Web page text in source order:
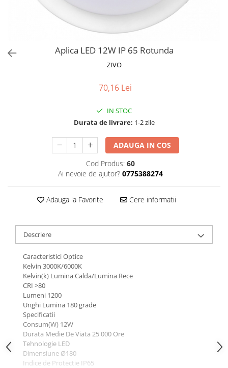
Aplica LED 12W IP 65 Rotunda
ZIVO
70,16 Lei
IN STOC
Durata de livrare: 1-2 zile
ADAUGA IN COS
Cod Produs: 60
Ai nevoie de ajutor? 0775388274
Adauga la Favorite Cere informatii
Descriere
Caracteristici Optice
Kelvin 3000K/6000K
Kelvin(k) Lumina Calda/Lumina Rece
CRI >80
Lumeni 1200
Unghi Lumina 180 grade
Specificatii
Consum(W) 12W
Durata Medie De Viata 25 000 Ore
Tehnologie LED
Dimensiune Ø180
Indice de Protectie IP65